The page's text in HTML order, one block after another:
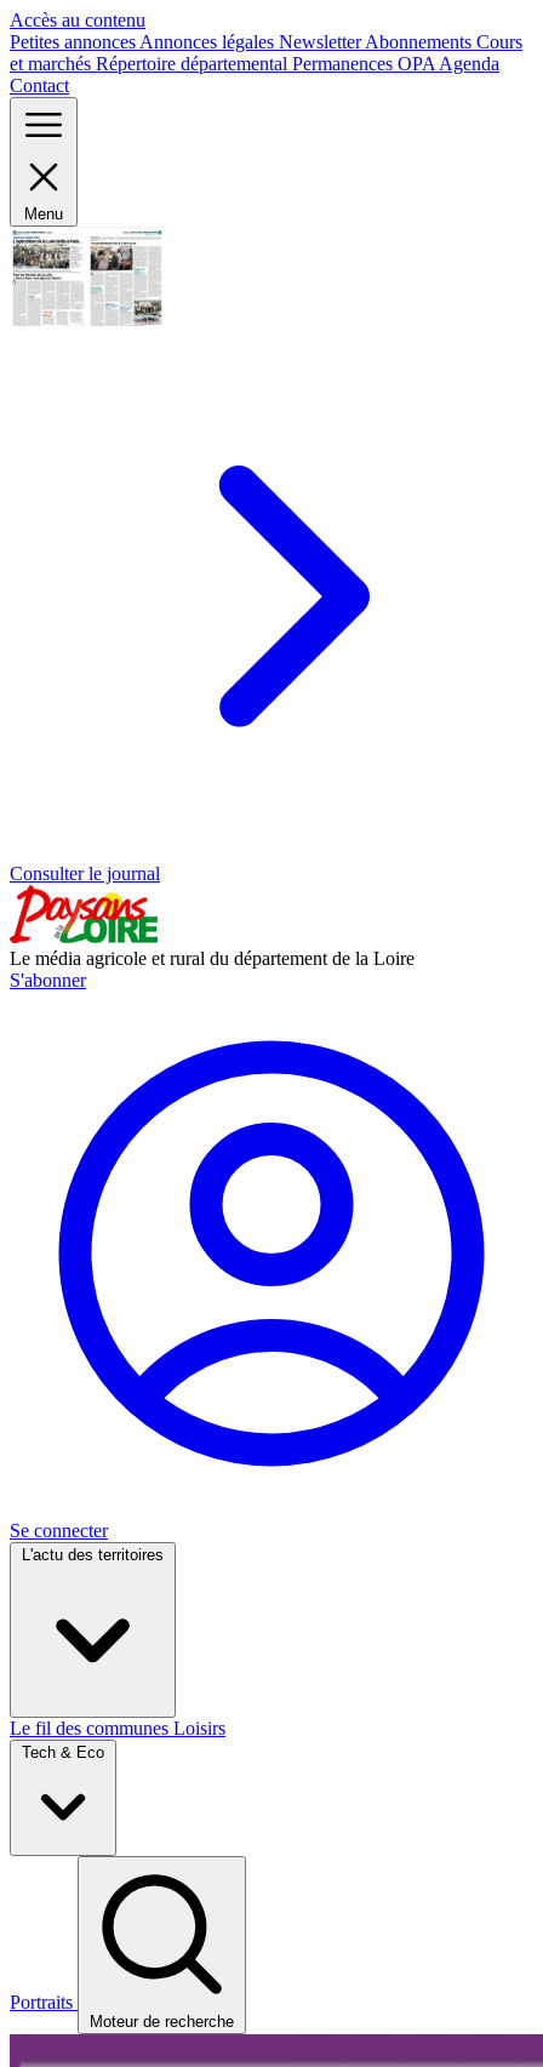
Accès au contenu
Petites annonces Annonces légales NewsletterAbonnements Cours
et marchés Répertoire départemental Permanences OPA Agenda
Contact
Menu
Consulter le journal
Le média agricole et rural du département de la Loire
S'abonner
Se connecter
L'actu des territoires
Le fil des communes Loisirs
Tech & Eco
Portraits
Moteur de recherche
Panneau de gestion des cookies